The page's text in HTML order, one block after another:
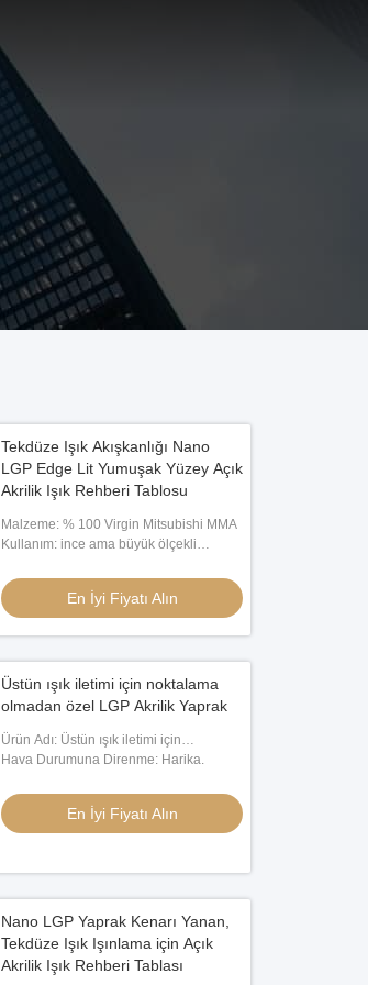
Tekdüze Işık Akışkanlığı Nano
LGP Edge Lit Yumuşak Yüzey Açık
Akrilik Işık Rehberi Tablosu
Malzeme: % 100 Virgin Mitsubishi MMA
Kullanım: ince ama büyük ölçekli
En İyi Fiyatı Alın
Üstün ışık iletimi için noktalama
olmadan özel LGP Akrilik Yaprak
Ürün Adı: Üstün ışık iletimi için
noktalama olmadan özel LGP Akrilik
Hava Durumuna Direnme: Harika.
En İyi Fiyatı Alın
Nano LGP Yaprak Kenarı Yanan,
Tekdüze Işık Işınlama için Açık
Akrilik Işık Rehberi Tablası